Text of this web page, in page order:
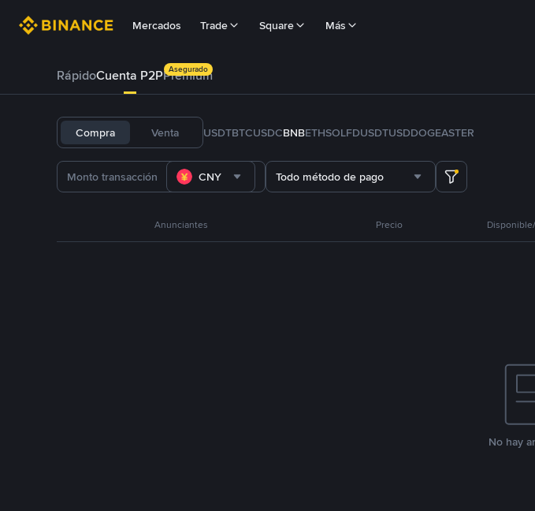
Mercados Trade Square Más
RápidoCuenta P2PPrémium
Asegurado
Compra Venta USDTBTCUSDCBNBETHSOLFDUSDTUSDDOGEASTER
CNY Todo método de pago
Anunciantes Precio
No hay